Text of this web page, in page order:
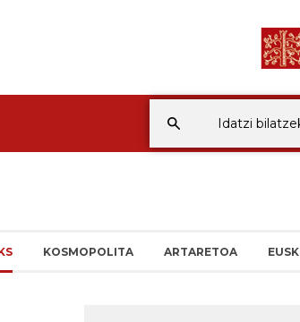
KOSMOPOLITA ARTARETOA